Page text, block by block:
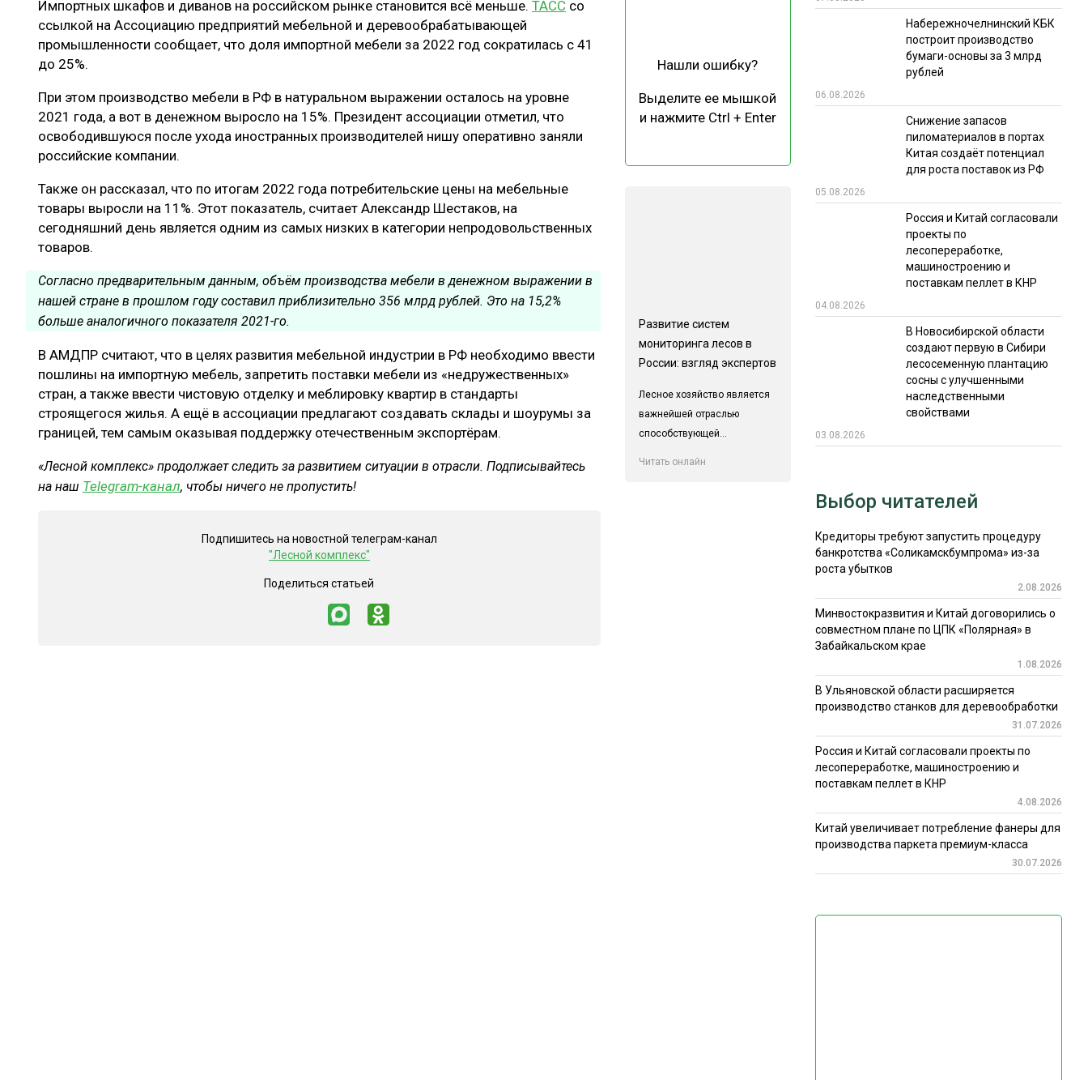
ЛЕСОВОССТАНОВЛЕНИЕ И ЗАЩИТА
ПРОИЗВОДСТВО ДРЕВЕСНЫХ ПЛИТ
ЦБП
СУШКА ДРЕВЕСИНЫ
МЕБЕЛЬНОЕ ПРОИЗВОДСТВО
РЫНОК
ТЕХНОЛОГИИ
ОТРАСЛЕВАЯ ДИСКУССИЯ
ЭКСПЕРТНОЕ МНЕНИЕ
КАЛЕНДАРЬ ВЫСТАВОК ИТОГИ МЕРОПРИЯТИЙ
Импортных шкафов и диванов на российском рынке становится всё меньше. ТАСС со
ссылкой на Ассоциацию предприятий мебельной и деревообрабатывающей
промышленности сообщает, что доля импортной мебели за 2022 год сократилась с 41
до 25%.
При этом производство мебели в РФ в натуральном выражении осталось на уровне
2021 года, а вот в денежном выросло на 15%. Президент ассоциации отметил, что
освободившуюся после ухода иностранных производителей нишу оперативно заняли
российские компании.
Также он рассказал, что по итогам 2022 года потребительские цены на мебельные
товары выросли на 11%. Этот показатель, считает Александр Шестаков, на
сегодняшний день является одним из самых низких в категории непродовольственных
товаров.
Согласно предварительным данным, объём производства мебели в денежном выражении в
нашей стране в прошлом году составил приблизительно 356 млрд рублей. Это на 15,2%
больше аналогичного показателя 2021-го.
В АМДПР считают, что в целях развития мебельной индустрии в РФ необходимо ввести
пошлины на импортную мебель, запретить поставки мебели из «недружественных»
стран, а также ввести чистовую отделку и меблировку квартир в стандарты
строящегося жилья. А ещё в ассоциации предлагают создавать склады и шоурумы за
границей, тем самым оказывая поддержку отечественным экспортёрам.
«Лесной комплекс» продолжает следить за развитием ситуации в отрасли. Подписывайтесь
на наш Telegram-канал, чтобы ничего не пропустить!
Подпишитесь на новостной телеграм-канал
"Лесной комплекс"
Поделиться статьей
Нашли ошибку?
Выделите ее мышкой
и нажмите Ctrl + Enter
Развитие систем
мониторинга лесов в
России: взгляд экспертов
Лесное хозяйство является
важнейшей отраслью
способствующей...
Читать онлайн
Набережночелнинский КБК
построит производство
бумаги-основы за 3 млрд
рублей
06.08.2026
Снижение запасов
пиломатериалов в портах
Китая создаёт потенциал
для роста поставок из РФ
05.08.2026
Россия и Китай согласовали
проекты по
лесопереработке,
машиностроению и
поставкам пеллет в КНР
04.08.2026
В Новосибирской области
создают первую в Сибири
лесосеменную плантацию
сосны с улучшенными
наследственными
свойствами
03.08.2026
Выбор читателей
Кредиторы требуют запустить процедуру
банкротства «Соликамскбумпрома» из-за
роста убытков
2.08.2026
Минвостокразвития и Китай договорились о
совместном плане по ЦПК «Полярная» в
Забайкальском крае
1.08.2026
В Ульяновской области расширяется
производство станков для деревообработки
31.07.2026
Россия и Китай согласовали проекты по
лесопереработке, машиностроению и
поставкам пеллет в КНР
4.08.2026
Китай увеличивает потребление фанеры для
производства паркета премиум-класса
30.07.2026